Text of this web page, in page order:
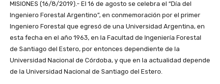
MISIONES (16/8/2019).- El 16 de agosto se celebra el “Día del
Ingeniero Forestal Argentino”, en conmemoración por el primer
Ingeniero Forestal que egresó de una Universidad Argentina, en
esta fecha en el año 1963, en la Facultad de Ingeniería Forestal
de Santiago del Estero, por entonces dependiente de la
Universidad Nacional de Córdoba, y que en la actualidad depende
de la Universidad Nacional de Santiago del Estero.